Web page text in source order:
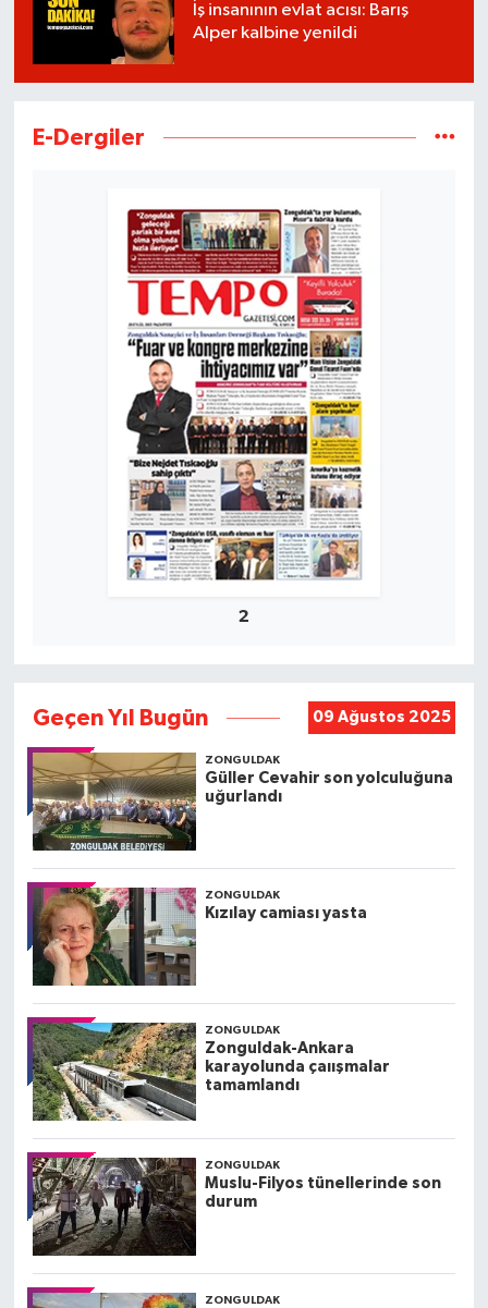
İş insanının evlat acısı: Barış
Alper kalbine yenildi
E-Dergiler
2
Geçen Yıl Bugün 09 Ağustos 2025
ZONGULDAK
Güller Cevahir son yolculuğuna
uğurlandı
ZONGULDAK
Kızılay camiası yasta
ZONGULDAK
Zonguldak-Ankara
karayolunda çaıışmalar
tamamlandı
ZONGULDAK
Muslu-Filyos tünellerinde son
durum
ZONGULDAK